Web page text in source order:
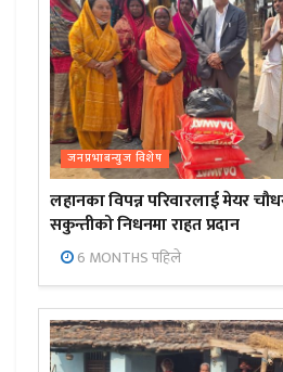
जनप्रभाबन्युज विशेष
लहानका विपन्न परिवारलाई मेयर
सकुन्तीको निधनमा राहत प्रदान
6 MONTHS पहिले